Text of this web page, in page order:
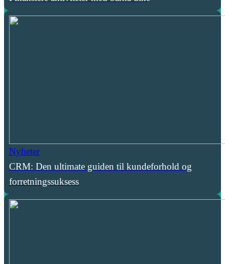
Nyheter
CRM: Den ultimate guiden til kundeforhold og
forretningssuksess